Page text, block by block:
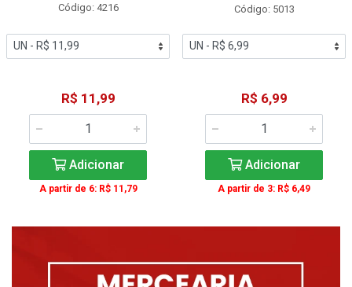
Código: 4216
R$ 11,99
Adicionar
A partir de 6: R$ 11,79
Código: 5013
R$ 6,99
Adicionar
A partir de 3: R$ 6,49